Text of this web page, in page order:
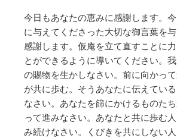
今日もあなたの恵みに感謝します。
に与えてくださった大切な御言葉を
感謝します。仮庵を立て直すことに
とができるように導いてください。
の賜物を生かしなさい。前に向かっ
が共に歩む。そうあなたに伝えてい
なさい。あなたを篩にかけるものた
って進みなさい。あなたと共に歩む
み続けなさい。くびきを共にしない